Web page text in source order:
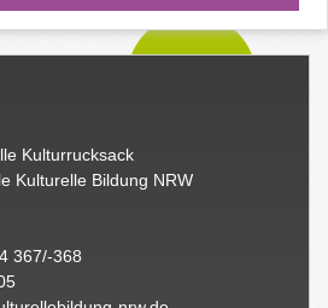
Kulturrucksack
Kulturelle Bildung NRW
367/-368